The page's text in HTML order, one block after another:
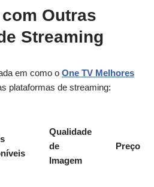
Outras
Streaming
em como o One TV Melhores
plataformas de streaming:
Qualidade
de
Imagem
Preço